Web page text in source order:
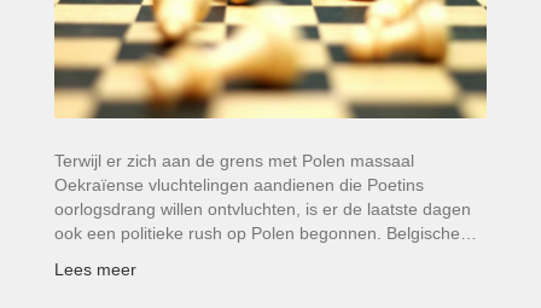
Terwijl er zich aan de grens met Polen massaal
Oekraïense vluchtelingen aandienen die Poetins
oorlogsdrang willen ontvluchten, is er de laatste dagen
ook een politieke rush op Polen begonnen. Belgische…
Lees meer